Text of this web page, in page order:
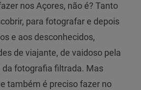
nos Açores, não é? Tanto
para fotografar e depois
e aos desconhecidos,
de viajante, de vaidoso pela
fotografia filtrada. Mas
também é preciso fazer no